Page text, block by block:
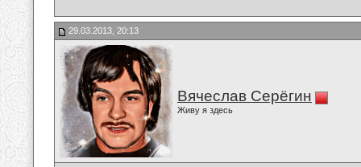
29.03.2013, 20:13
Вячеслав Серёгин
Живу я здесь